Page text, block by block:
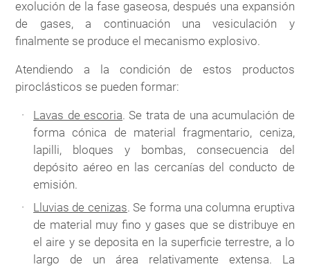
exolución de la fase gaseosa, después una expansión
de gases, a continuación una vesiculación y
finalmente se produce el mecanismo explosivo.
Atendiendo a la condición de estos productos
piroclásticos se pueden formar:
Lavas de escoria. Se trata de una acumulación de
forma cónica de material fragmentario, ceniza,
lapilli, bloques y bombas, consecuencia del
depósito aéreo en las cercanías del conducto de
emisión.
Lluvias de cenizas. Se forma una columna eruptiva
de material muy fino y gases que se distribuye en
el aire y se deposita en la superficie terrestre, a lo
largo de un área relativamente extensa. La